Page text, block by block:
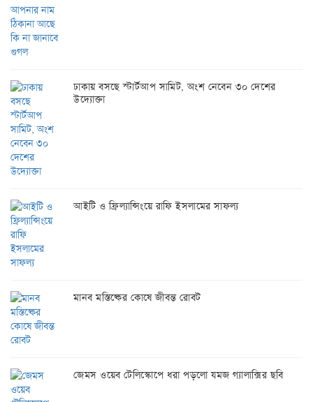
ঢাকায় বসছে স্টার্টআপ সামিট, অংশ নেবেন ৩০ দেশের
উদ্যোক্তা
আইটি ও ফ্রিল্যান্সিংয়ে রাফি ইসলামের সাফল্য
মানব মস্তিষ্কের কোষে জীবন্ত রোবট
জেমস ওয়েব টেলিস্কোপে ধরা পড়লো যমজ গ্যালাক্সির ছবি